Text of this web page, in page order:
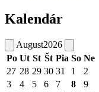
Kalendár
August2026
Po Ut St Št Pia So Ne
27 28 29 30 31 1
2
3
4 5 6 7 8
9